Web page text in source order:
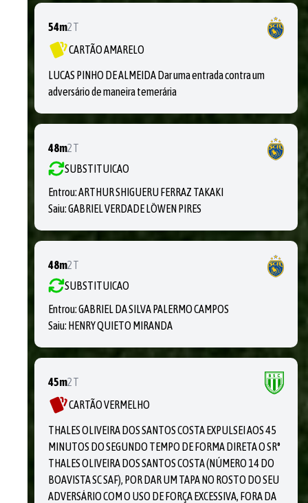
54m2T
CARTÃO AMARELO
LUCAS PINHO DE ALMEIDA Dar uma entrada contra um
adversário de maneira temerária
48m2T
SUBSTITUICAO
Entrou:ARTHUR SHIGUERU FERRAZ TAKAKI
Saiu:GABRIEL VERDADE LÖWEN PIRES
48m2T
SUBSTITUICAO
Entrou:GABRIEL DA SILVA PALERMO CAMPOS
Saiu: HENRY QUIETO MIRANDA
45m2T
CARTÃO VERMELHO
THALES OLIVEIRA DOS SANTOS COSTA EXPULSEI AOS 45
MINUTOS DO SEGUNDO TEMPO DE FORMA DIRETA O SR°
THALES OLIVEIRA DOS SANTOS COSTA (NÚMERO 14 DO
BOAVISTA SC SAF), POR DAR UM TAPA NO ROSTO DO SEU
ADVERSÁRIO COM O USO DE FORÇA EXCESSIVA, FORA DA